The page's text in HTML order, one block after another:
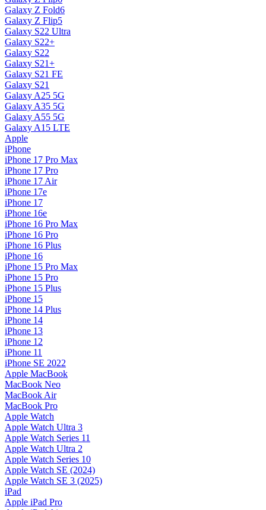
Galaxy Z Fold6
Galaxy Z Flip5
Galaxy S22 Ultra
Galaxy S22+
Galaxy S22
Galaxy S21+
Galaxy S21 FE
Galaxy S21
Galaxy A25 5G
Galaxy A35 5G
Galaxy A55 5G
Galaxy A15 LTE
Apple
iPhone
iPhone 17 Pro Max
iPhone 17 Pro
iPhone 17 Air
iPhone 17e
iPhone 17
iPhone 16e
iPhone 16 Pro Max
iPhone 16 Pro
iPhone 16 Plus
iPhone 16
iPhone 15 Pro Max
iPhone 15 Pro
iPhone 15 Plus
iPhone 15
iPhone 14 Plus
iPhone 14
iPhone 13
iPhone 12
iPhone 11
iPhone SE 2022
Apple MacBook
MacBook Neo
MacBook Air
MacBook Pro
Apple Watch
Apple Watch Ultra 3
Apple Watch Series 11
Apple Watch Ultra 2
Apple Watch Series 10
Apple Watch SE (2024)
Apple Watch SE 3 (2025)
iPad
Apple iPad Pro